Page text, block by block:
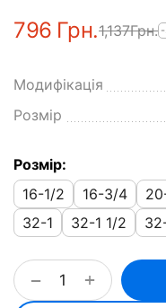
‍796‍ Грн.1,137Грн.
Модифікація
Розмір
Розмір:
16-1/2
16-3/4
32-1
32-1 1/2
+
−